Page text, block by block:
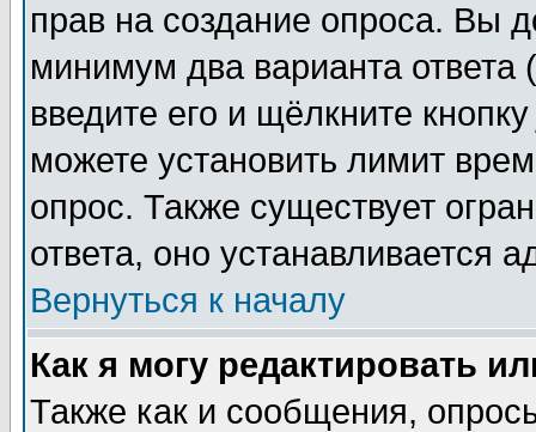
прав на создание опроса. Вы
минимум два варианта ответа
введите его и щёлкните
можете установить лимит
опрос. Также существует
ответа, оно устанавливается
Вернуться к началу
Как я могу редактировать
Также как и сообщения,